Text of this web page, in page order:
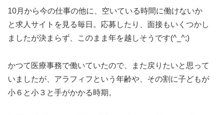
10月から今の仕事の他に、空いている時間に働けないか
と求人サイトを見る毎日。応募したり、面接もいくつかし
ましたが決まらず、このまま年を越しそうです(^_^;)
かつて医療事務で働いていたので、また戻りたいと思って
いましたが、アラフィフという年齢や、その割に子どもが
小６と小３と手がかかる時期。